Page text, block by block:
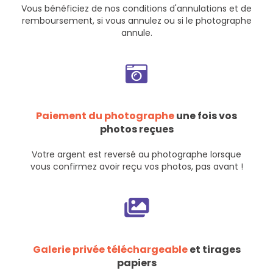
Vous bénéficiez de nos conditions d'annulations et de
remboursement, si vous annulez ou si le photographe
annule.
Paiement du photographeune fois vos
photos reçues
Votre argent est reversé au photographe lorsque
vous confirmez avoir reçu vos photos, pas avant !
Galerie privée téléchargeableet tirages
papiers